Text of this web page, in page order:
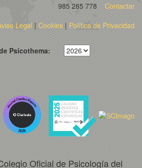
985 285 778
Contactar
Legal| Cookies | Política de Privacidad
Psicothema:
Oficial de Psicología del